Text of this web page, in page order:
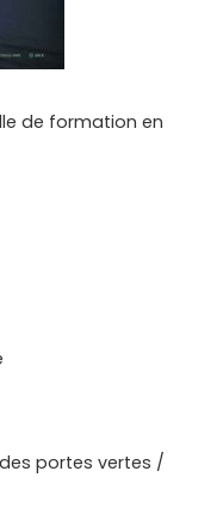
de formation en
portes vertes /